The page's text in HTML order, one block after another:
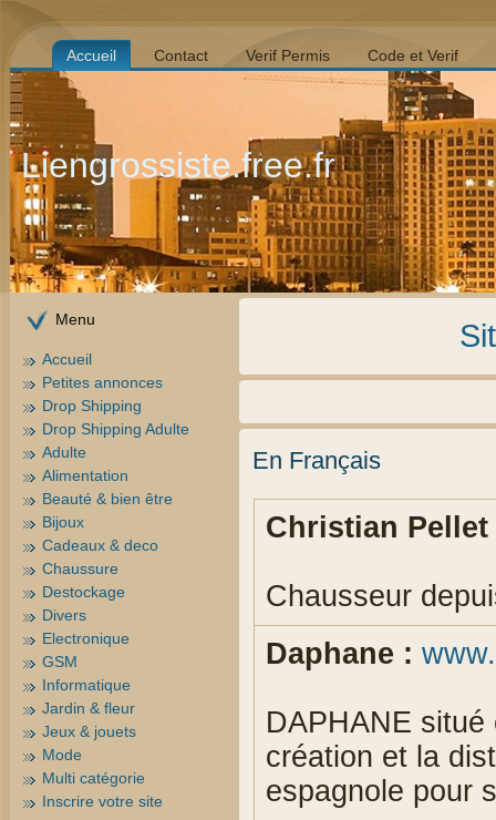
Accueil Contact Verif Permis Code et Verif
Liengrossiste.free.fr
Menu
Accueil
Petites annonces
Drop Shipping
Drop Shipping Adulte
Adulte
Alimentation
Beauté & bien être
Bijoux
Cadeaux & deco
Chaussure
Destockage
Divers
Electronique
GSM
Informatique
Jardin & fleur
Jeux & jouets
Mode
Multi catégorie
Inscrire votre site
En Français
Christian Pellet
Chausseur
Daphane :
DAPHANE
création et la
espagnole pour